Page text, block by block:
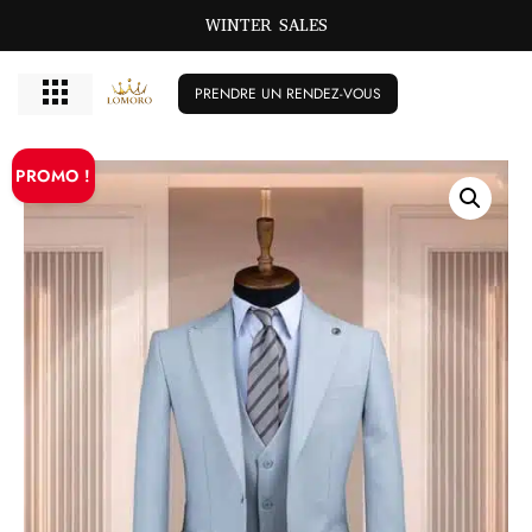
WINTER SALES
PRENDRE UN RENDEZ-VOUS
PROMO !